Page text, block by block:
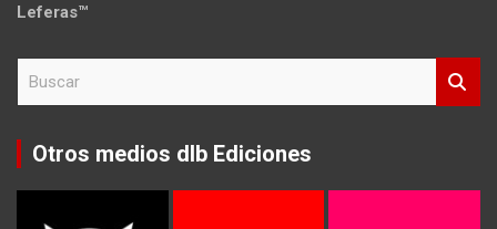
Leferas™
c
Otros medios dlb Ediciones